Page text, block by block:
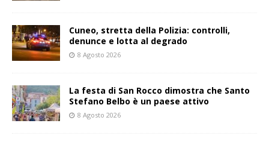
Cuneo, stretta della Polizia: controlli,
denunce e lotta al degrado
8 Agosto 2026
La festa di San Rocco dimostra che Santo
Stefano Belbo è un paese attivo
8 Agosto 2026